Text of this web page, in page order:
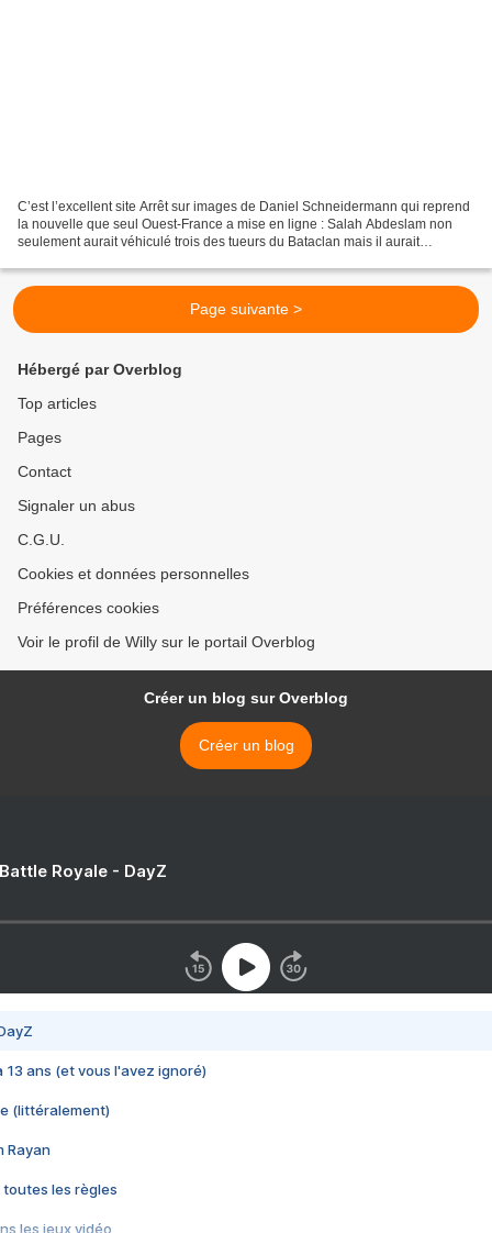
C’est l’excellent site Arrêt sur images de Daniel Schneidermann qui reprend
la nouvelle que seul Ouest-France a mise en ligne : Salah Abdeslam non
seulement aurait véhiculé trois des tueurs du Bataclan mais il aurait
Page suivante >
Hébergé par Overblog
Top articles
Pages
Contact
Signaler un abus
C.G.U.
Cookies et données personnelles
Préférences cookies
Voir le profil de Willy sur le portail Overblog
Créer un blog sur Overblog
Créer un blog
Royale - DayZ
13 ans (et vous l'avez ignoré)
(littéralement)
Rayan
toutes les règles
les jeux vidéo